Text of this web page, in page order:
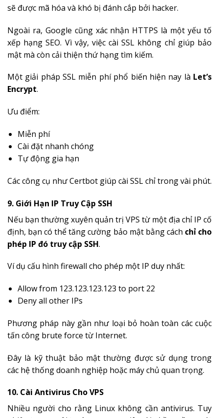
sẽ được mã hóa và khó bị đánh cắp bởi hacker.
Ngoài ra, Google cũng xác nhận HTTPS là một yếu tố
xếp hạng SEO. Vì vậy, việc cài SSL không chỉ giúp bảo
mật mà còn cải thiện thứ hạng tìm kiếm.
Một giải pháp SSL miễn phí phổ biến hiện nay là Let’s
Encrypt.
Ưu điểm:
Miễn phí
Cài đặt nhanh chóng
Tự động gia hạn
Các công cụ như Certbot giúp cài SSL chỉ trong vài phút.
9. Giới Hạn IP Truy Cập SSH
Nếu bạn thường xuyên quản trị VPS từ một địa chỉ IP cố
định, bạn có thể tăng cường bảo mật bằng cách chỉ cho
phép IP đó truy cập SSH.
Ví dụ cấu hình firewall cho phép một IP duy nhất:
Allow from 123.123.123.123 to port 22
Deny all other IPs
Phương pháp này gần như loại bỏ hoàn toàn các cuộc
tấn công brute force từ Internet.
Đây là kỹ thuật bảo mật thường được sử dụng trong
các hệ thống doanh nghiệp hoặc máy chủ quan trọng.
10. Cài Antivirus Cho VPS
Nhiều người cho rằng Linux không cần antivirus. Tuy